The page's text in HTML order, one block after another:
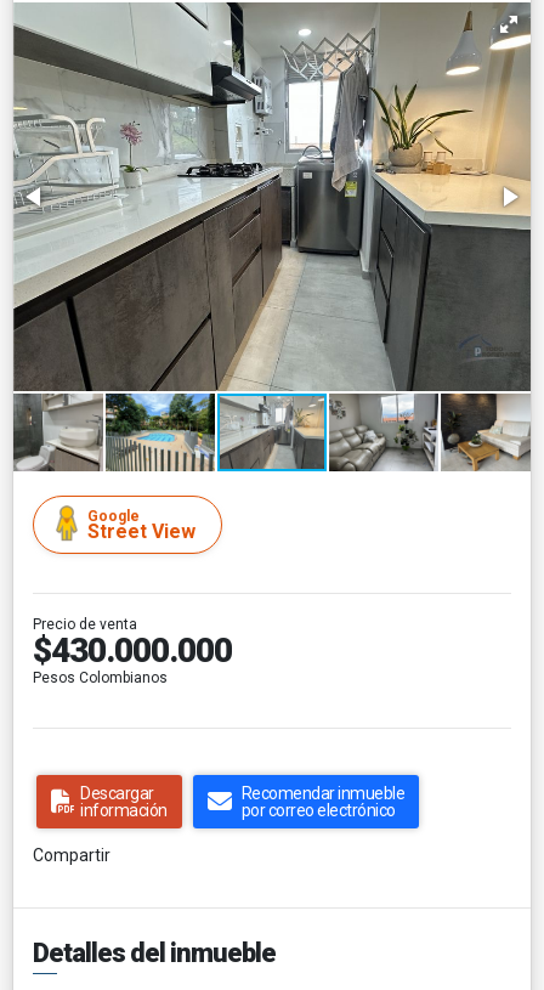
Google
Street View
Precio de venta
$430.000.000
Pesos Colombianos
Descargar
información
Recomendar inmueble
por correo electrónico
Compartir
Detalles del inmueble